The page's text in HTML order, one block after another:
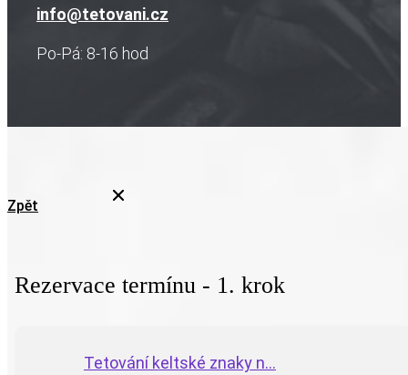
info@tetovani.cz
Po-Pá: 8-16 hod
Zpět
Rezervace termínu - 1. krok
Tetování keltské znaky n...